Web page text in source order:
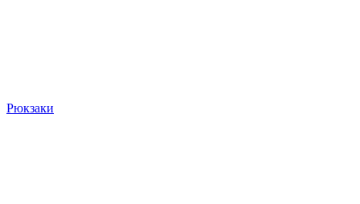
Рюкзаки